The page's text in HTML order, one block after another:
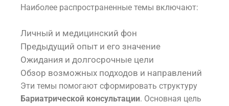
Наиболее распространенные темы включают:
Личный и медицинский фон
Предыдущий опыт и его значение
Ожидания и долгосрочные цели
Обзор возможных подходов и направлений
Эти темы помогают сформировать структуру
Бариатрической консультации. Основная цель